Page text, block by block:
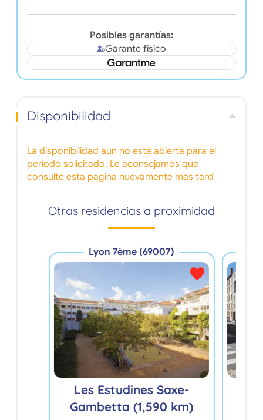
Posibles garantías:
Garante físico
Disponibilidad
La disponibilidad aún no está abierta para el
período solicitado. Le aconsejamos que
consulte esta página nuevamente más tard
Otras residencias a proximidad
Lyon 7ème (69007)
Les Estudines Saxe-
Gambetta (1,590 km)